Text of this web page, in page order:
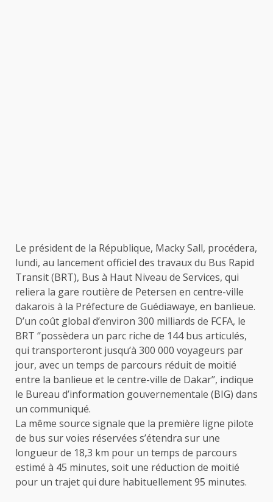
Le président de la République, Macky Sall, procédera,
lundi, au lancement officiel des travaux du Bus Rapid
Transit (BRT), Bus à Haut Niveau de Services, qui
reliera la gare routière de Petersen en centre-ville
dakarois à la Préfecture de Guédiawaye, en banlieue.
D’un coût global d’environ 300 milliards de FCFA, le
BRT ‘’possèdera un parc riche de 144 bus articulés,
qui transporteront jusqu’à 300 000 voyageurs par
jour, avec un temps de parcours réduit de moitié
entre la banlieue et le centre-ville de Dakar’’, indique
le Bureau d’information gouvernementale (BIG) dans
un communiqué.
La même source signale que la première ligne pilote
de bus sur voies réservées s’étendra sur une
longueur de 18,3 km pour un temps de parcours
estimé à 45 minutes, soit une réduction de moitié
pour un trajet qui dure habituellement 95 minutes.